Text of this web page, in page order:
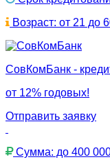
Возраст: от 21 до
СовКомБанк -
от 12% годовых!
Отправить заявку
Сумма: до 400